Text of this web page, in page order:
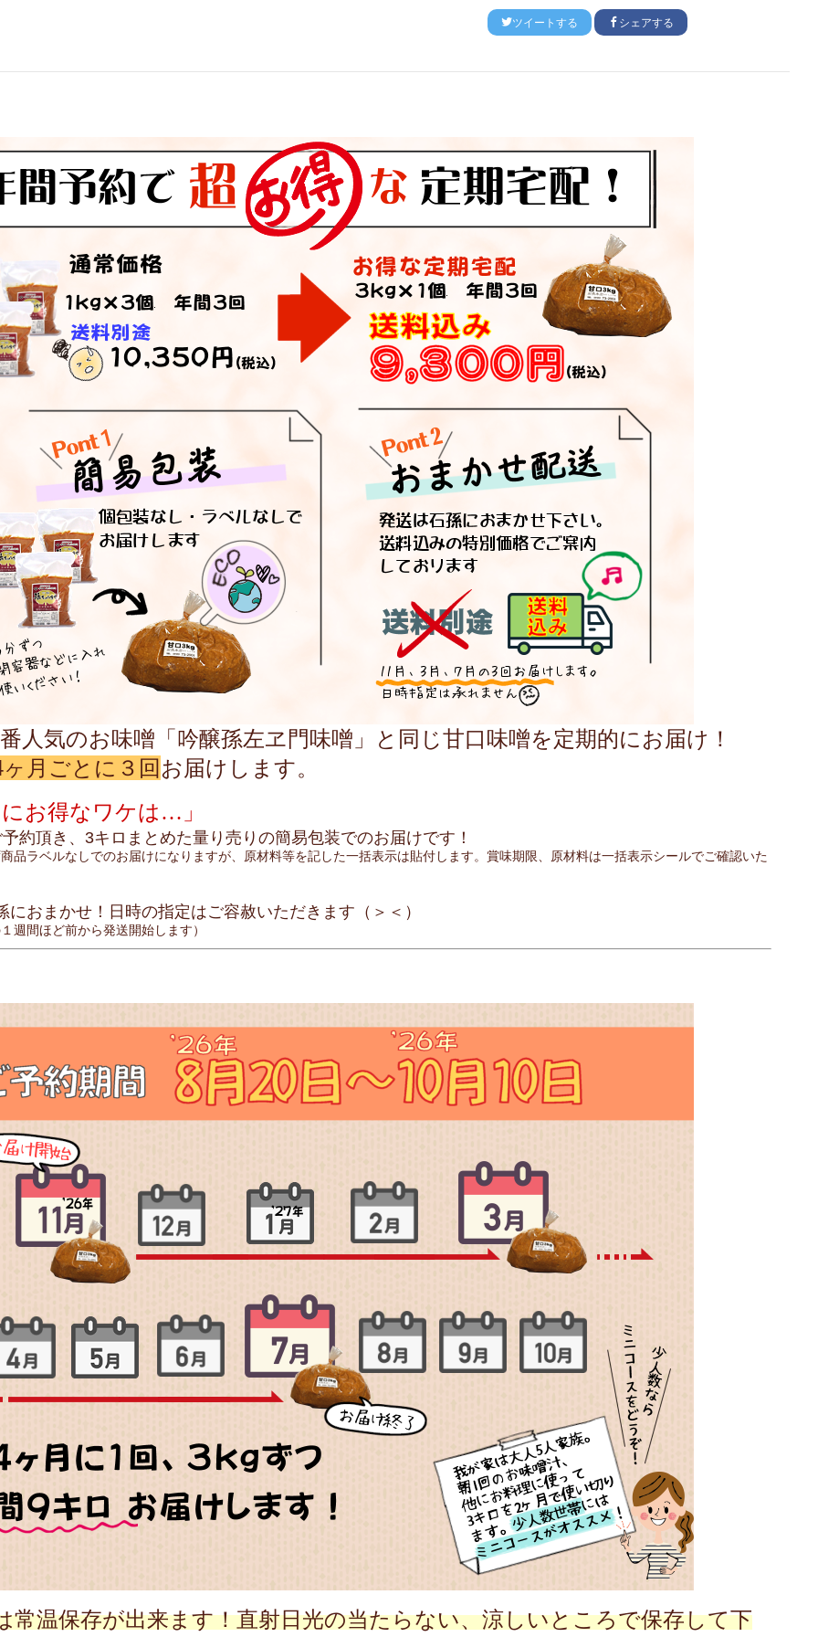
ツイートする シェアする
人気のお味噌「吟醸孫左ヱ門味噌」と同じ甘口味噌を定期的にお届け！
月ごとに３回 お届けします。
お得なワケは…」
約頂き、3キロまとめた量り売りの簡易包装でのお届けです！
ラベルなしでのお届けになりますが、原材料等を記した一括表示は貼付します。賞味期限、原材料は一括表示シールでご確認いた
におまかせ！日時の指定はご容赦いただきます（＞＜）
間ほど前から発送開始します）
常温保存が出来ます！直射日光の当たらない、涼しいところで保存して下